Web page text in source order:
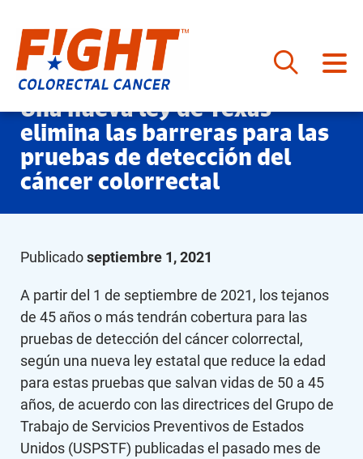
Saltar
al
contenido
Una nueva ley de Texas
elimina las barreras para las
pruebas de detección del
cáncer colorrectal
Publicadoseptiembre 1, 2021
A partir del 1 de septiembre de 2021, los tejanos
de 45 años o más tendrán cobertura para las
pruebas de detección del cáncer colorrectal,
según una nueva ley estatal que reduce la edad
para estas pruebas que salvan vidas de 50 a 45
años, de acuerdo con las directrices del Grupo de
Trabajo de Servicios Preventivos de Estados
Unidos (USPSTF) publicadas el pasado mes de